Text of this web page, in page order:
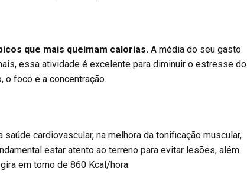
que mais queimam calorias. A média do seu gasto
essa atividade é excelente para diminuir o estresse do
o foco e a concentração.
cardiovascular, na melhora da tonificação muscular,
estar atento ao terreno para evitar lesões, além
em torno de 860 Kcal/hora.